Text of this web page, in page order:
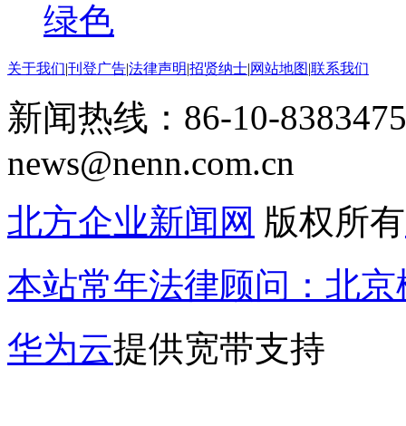
绿色
关于我们|刊登广告|法律声明|招贤纳士|网站地图|联系我们
新闻热线：86-10-
news@nenn.com.cn
北方企业新闻网 版权所有
本站常年法律顾问：北
华为云提供宽带支持